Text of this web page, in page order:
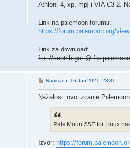
Athlon[-4,-xp,-mp] i VIA C3-2.
Link na palemoon forumu:
https://forum.palemoon.org/
Link za download:
ftp: //contrib:get @
P
t
Napisano: 16 Jan 2021, 23:31
Nažalost, ovo izdanje
Pale Moon SSE for Linux
Izvor: https://